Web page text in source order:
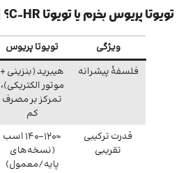
تویوتا پریوس بخرم یا تویوتا C-HR؟ | جدول مشخصات
ویژگی تویوتا پریوس
فلسفهٔ پیشرانه
هیبرید (بنزینی +
موتور الکتریکی)،
تمرکز بر مصرف
کم
قدرت ترکیبی
تقریبی
≈120–140 اسب
(نسخه‌های
پایه/معمول)